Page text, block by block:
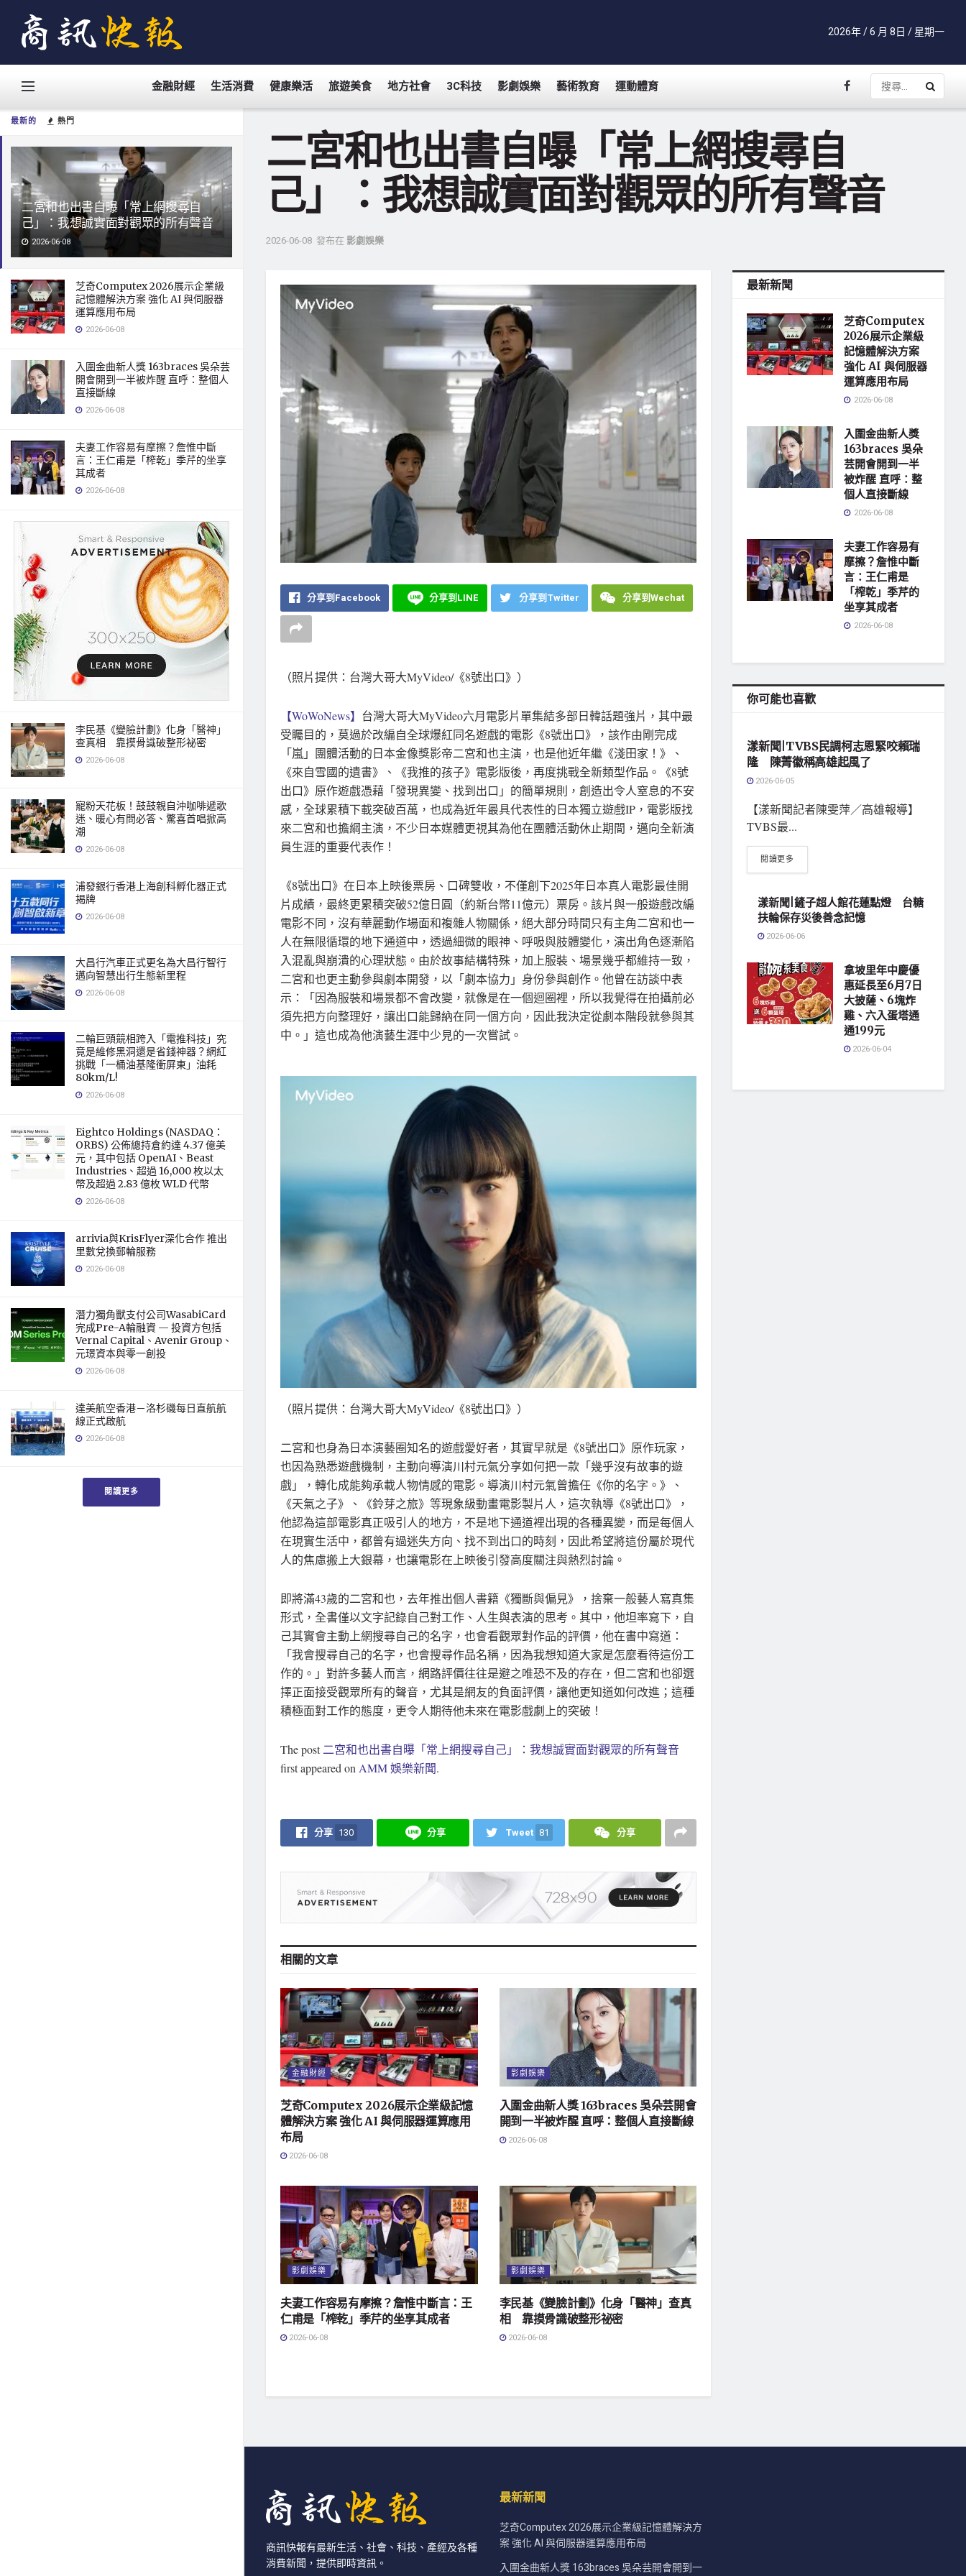
最新的 熱門
二宮和也出書自曝「常上網搜尋自
己」：我想誠實面對觀眾的所有聲音
2026-06-08
芝奇Computex 2026展示企業級
記憶體解決方案 強化 AI 與伺服器
運算應用布局
2026-06-08
入圍金曲新人獎 163braces 吳朵芸
開會開到一半被炸醒 直呼：整個人
直接斷線
2026-06-08
夫妻工作容易有摩擦？詹惟中斷
言：王仁甫是「榨乾」季芹的坐享
其成者
2026-06-08
李民基《變臉計劃》化身「醫神」
查真相 靠摸骨識破整形祕密
2026-06-08
寵粉天花板！鼓鼓親自沖咖啡遞歌
迷、暖心有問必答、驚喜首唱掀高
潮
2026-06-08
浦發銀行香港上海創科孵化器正式
揭牌
2026-06-08
大昌行汽車正式更名為大昌行智行
邁向智慧出行生態新里程
2026-06-08
二輪巨頭競相跨入「電推科技」究
竟是維修黑洞還是省錢神器？網紅
挑戰「一桶油基隆衝屏東」油耗
80km/L!
2026-06-08
Eightco Holdings (NASDAQ：
ORBS) 公佈總持倉約達 4.37 億美
元，其中包括 OpenAI、Beast
Industries、超過 16,000 枚以太
幣及超過 2.83 億枚 WLD 代幣
2026-06-08
arrivia與KrisFlyer深化合作 推出
里數兌換郵輪服務
2026-06-08
潛力獨角獸支付公司WasabiCard
完成Pre-A輪融資 — 投資方包括
Vernal Capital、Avenir Group、
元璟資本與零一創投
2026-06-08
達美航空香港－洛杉磯每日直航航
線正式啟航
2026-06-08
閱讀更多
2026年 / 6 月 8日 / 星期一
金融財經 生活消費 健康樂活 旅遊美食 地方社會 3C科技 影劇娛樂 藝術教育 運動體育
二宮和也出書自曝「常上網搜尋自
己」：我想誠實面對觀眾的所有聲音
2026-06-08 發布在 影劇娛樂
分享到Facebook 分享到LINE 分享到Twitter 分享到Wechat
（照片提供：台灣大哥大MyVideo/《8號出口》）
【WoWoNews】 台灣大哥大MyVideo六月電影片單集結多部日韓話題強片，其中最
受矚目的，莫過於改編自全球爆紅同名遊戲的電影《8號出口》，該作由剛完成
「嵐」團體活動的日本金像獎影帝二宮和也主演，也是他近年繼《淺田家！》、
《來自雪國的遺書》、《我推的孩子》電影版後，再度挑戰全新類型作品。《8號
出口》原作遊戲憑藉「發現異變、找到出口」的簡單規則，創造出令人窒息的不安
感，全球累積下載突破百萬，也成為近年最具代表性的日本獨立遊戲IP，電影版找
來二宮和也擔綱主演，不少日本媒體更視其為他在團體活動休止期間，邁向全新演
員生涯的重要代表作！
《8號出口》在日本上映後票房、口碑雙收，不僅創下2025年日本真人電影最佳開
片成績，最終更累積突破52億日圓（約新台幣11億元）票房。該片與一般遊戲改編
電影不同，沒有華麗動作場面和複雜人物關係，絕大部分時間只有主角二宮和也一
人在無限循環的地下通道中，透過細微的眼神、呼吸與肢體變化，演出角色逐漸陷
入混亂與崩潰的心理狀態。由於故事結構特殊，加上服裝、場景幾乎都維持一致，
二宮和也更主動參與劇本開發，以「劇本協力」身份參與創作。他曾在訪談中表
示：「因為服裝和場景都不會改變，就像是在一個迴圈裡，所以我覺得在拍攝前必
須先把方向整理好，讓出口能歸納在同一個方向，因此我決定從劇本階段就參與其
中。」這也成為他演藝生涯中少見的一次嘗試。
（照片提供：台灣大哥大MyVideo/《8號出口》）
二宮和也身為日本演藝圈知名的遊戲愛好者，其實早就是《8號出口》原作玩家，
也因為熟悉遊戲機制，主動向導演川村元氣分享如何把一款「幾乎沒有故事的遊
戲」，轉化成能夠承載人物情感的電影。導演川村元氣曾擔任《你的名字。》、
《天氣之子》、《鈴芽之旅》等現象級動畫電影製片人，這次執導《8號出口》，
他認為這部電影真正吸引人的地方，不是地下通道裡出現的各種異變，而是每個人
在現實生活中，都曾有過迷失方向、找不到出口的時刻，因此希望將這份屬於現代
人的焦慮搬上大銀幕，也讓電影在上映後引發高度關注與熱烈討論。
即將滿43歲的二宮和也，去年推出個人書籍《獨斷與偏見》，捨棄一般藝人寫真集
形式，全書僅以文字記錄自己對工作、人生與表演的思考。其中，他坦率寫下，自
己其實會主動上網搜尋自己的名字，也會看觀眾對作品的評價，他在書中寫道：
「我會搜尋自己的名字，也會搜尋作品名稱，因為我想知道大家是怎麼看待這份工
作的。」對許多藝人而言，網路評價往往是避之唯恐不及的存在，但二宮和也卻選
擇正面接受觀眾所有的聲音，尤其是網友的負面評價，讓他更知道如何改進；這種
積極面對工作的態度，更令人期待他未來在電影戲劇上的突破！
The post二宮和也出書自曝「常上網搜尋自己」：我想誠實面對觀眾的所有聲音
first appeared on AMM 娛樂新聞.
分享 130 分享 Tweet 81 分享
相關的文章
金融財經
芝奇Computex 2026展示企業級記憶
體解決方案 強化 AI 與伺服器運算應用
布局
2026-06-08
影劇娛樂
入圍金曲新人獎 163braces 吳朵芸開會
開到一半被炸醒 直呼：整個人直接斷線
2026-06-08
影劇娛樂
夫妻工作容易有摩擦？詹惟中斷言：王
仁甫是「榨乾」季芹的坐享其成者
2026-06-08
影劇娛樂
李民基《變臉計劃》化身「醫神」查真
相 靠摸骨識破整形祕密
2026-06-08
最新新聞
芝奇Computex
2026展示企業級
記憶體解決方案
強化 AI 與伺服器
運算應用布局
2026-06-08
入圍金曲新人獎
163braces 吳朵
芸開會開到一半
被炸醒 直呼：整
個人直接斷線
2026-06-08
夫妻工作容易有
摩擦？詹惟中斷
言：王仁甫是
「榨乾」季芹的
坐享其成者
2026-06-08
你可能也喜歡
漾新聞|TVBS民調柯志恩緊咬賴瑞
隆 陳菁徽稱高雄起風了
2026-06-05
【漾新聞記者陳雯萍／高雄報導】
TVBS最...
閱讀更多
漾新聞|鏟子超人館花蓮點燈 台糖
扶輪保存災後善念記憶
2026-06-06
拿坡里年中慶優
惠延長至6月7日
大披薩、6塊炸
雞、六入蛋塔通
通199元
2026-06-04
商訊快報有最新生活、社會、科技、產經及各種
消費新聞，提供即時資訊。
最新新聞
芝奇Computex 2026展示企業級記憶體解決方
案 強化 AI 與伺服器運算應用布局
入圍金曲新人獎 163braces 吳朵芸開會開到一